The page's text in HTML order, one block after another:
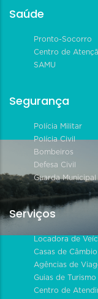
Saúde
Pronto-Socorro
Centro de
SAMU
Segurança
Polícia Militar
Polícia Civil
Bombeiros
Defesa Civil
Guarda Municipal
Serviços
Locadora de
Casas de Câmbio
Agências de
Guias de Turismo
Centro de